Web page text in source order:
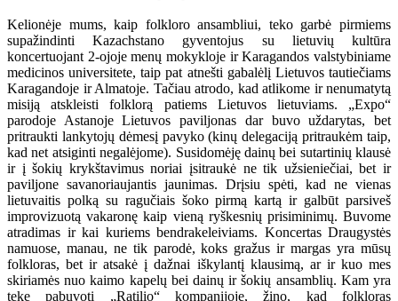
Kelionėje mums, kaip folkloro ansambliui, teko garbė pirmiems
supažindinti Kazachstano gyventojus su lietuvių kultūra
koncertuojant 2-ojoje menų mokykloje ir Karagandos valstybiniame
medicinos universitete, taip pat atnešti gabalėlį Lietuvos tautiečiams
Karagandoje ir Almatoje. Tačiau atrodo, kad atlikome ir nenumatytą
misiją atskleisti folklorą patiems Lietuvos lietuviams. „Expo“
parodoje Astanoje Lietuvos paviljonas dar buvo uždarytas, bet
pritraukti lankytojų dėmesį pavyko (kinų delegaciją pritraukėm taip,
kad net atsiginti negalėjome). Susidomėję dainų bei sutartinių klausė
ir į šokių krykštavimus noriai įsitraukė ne tik užsieniečiai, bet ir
paviljone savanoriaujantis jaunimas. Drįsiu spėti, kad ne vienas
lietuvaitis polką su ragučiais šoko pirmą kartą ir galbūt parsiveš
improvizuotą vakaronę kaip vieną ryškesnių prisiminimų. Buvome
atradimas ir kai kuriems bendrakeleiviams. Koncertas Draugystės
namuose, manau, ne tik parodė, koks gražus ir margas yra mūsų
folkloras, bet ir atsakė į dažnai iškylantį klausimą, ar ir kuo mes
skiriamės nuo kaimo kapelų bei dainų ir šokių ansamblių. Kam yra
tekę pabuvoti „Ratilio“ kompanijoje, žino, kad folkloras